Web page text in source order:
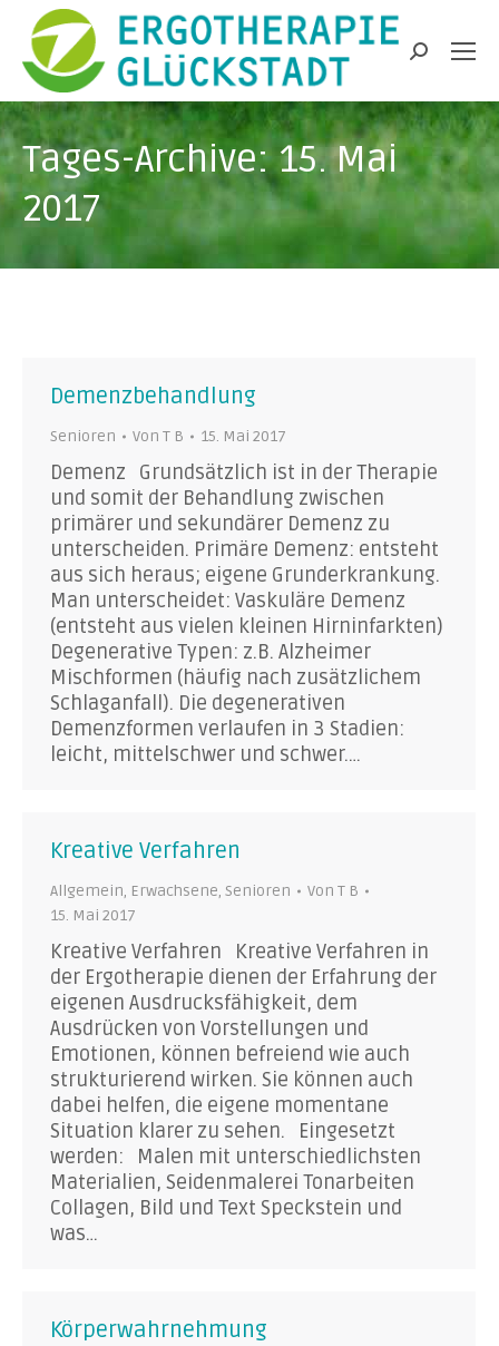
Search:
Tages-Archive:15. Mai
2017
Demenzbehandlung
Senioren Von T B 15. Mai 2017
Demenz Grundsätzlich ist in der Therapie
und somit der Behandlung zwischen
primärer und sekundärer Demenz zu
unterscheiden. Primäre Demenz: entsteht
aus sich heraus; eigene Grunderkrankung.
Man unterscheidet: Vaskuläre Demenz
(entsteht aus vielen kleinen Hirninfarkten)
Degenerative Typen: z.B. Alzheimer
Mischformen (häufig nach zusätzlichem
Schlaganfall). Die degenerativen
Demenzformen verlaufen in 3 Stadien:
leicht, mittelschwer und schwer.…
Kreative Verfahren
Allgemein, Erwachsene, Senioren Von T B
15. Mai 2017
Kreative Verfahren Kreative Verfahren in
der Ergotherapie dienen der Erfahrung der
eigenen Ausdrucksfähigkeit, dem
Ausdrücken von Vorstellungen und
Emotionen, können befreiend wie auch
strukturierend wirken. Sie können auch
dabei helfen, die eigene momentane
Situation klarer zu sehen. Eingesetzt
werden: Malen mit unterschiedlichsten
Materialien, Seidenmalerei Tonarbeiten
Collagen, Bild und Text Speckstein und
was…
Körperwahrnehmung